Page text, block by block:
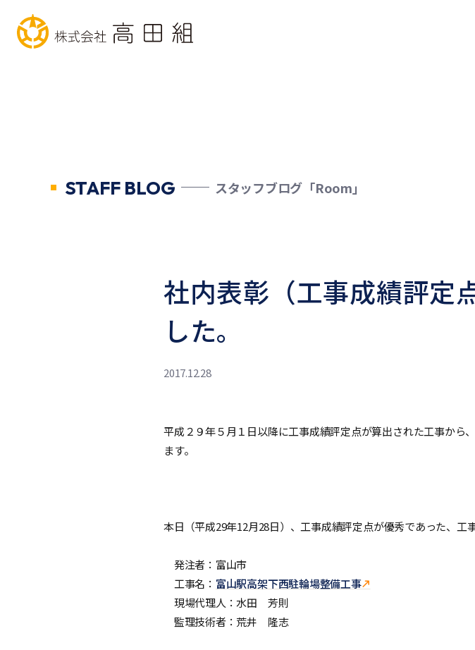
STAFF BLOG スタッフブログ「Room」
社内表彰（工事成績評定
した。
2017.12.28
平成２９年５月１日以降に工事成績評定点が算出された工事から
ます。
本日（平成29年12月28日）、工事成績評定点が優秀であった、工
発注者：富山市
工事名： 富山駅高架下西駐輪場整備工事
現場代理人：水田 芳則
監理技術者：荒井 隆志